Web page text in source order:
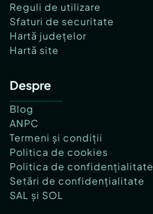
Reguli de utilizare
Sfaturi de securitate
Hartă județelor
Hartă site
Despre
Blog
ANPC
Termeni și condiții
Politica de cookies
Politica de confidențialitate
Setări de confidențialitate
SAL și SOL